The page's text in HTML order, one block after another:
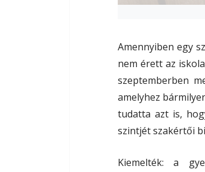
Amennyiben egy
nem érett az
szeptemberben
amelyhez
tudatta azt is,
szintjét szakértői
Kiemelték: a